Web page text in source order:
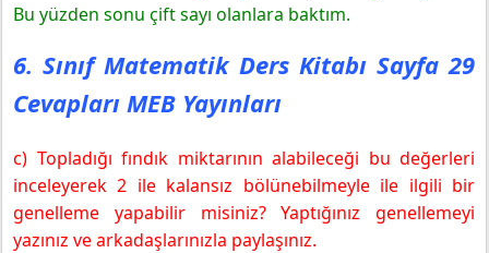
Bu yüzden sonu çift sayı olanlara baktım.
6. Sınıf Matematik Ders Kitabı Sayfa 29
Cevapları MEB Yayınları
c) Topladığı fındık miktarının alabileceği bu değerleri
inceleyerek 2 ile kalansız bölünebilmeyle ile ilgili bir
genelleme yapabilir misiniz? Yaptığınız genellemeyi
yazınız ve arkadaşlarınızla paylaşınız.